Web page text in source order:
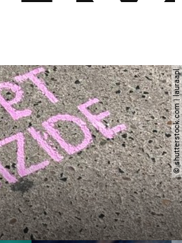
© shutterstock.com | lauraapl